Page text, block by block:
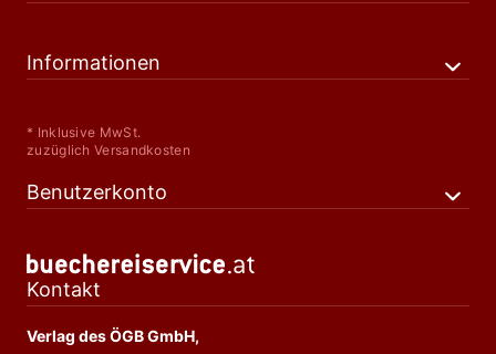
Informationen
* Inklusive MwSt.
zuzüglich Versandkosten
Benutzerkonto
Kontakt
Verlag des ÖGB GmbH,